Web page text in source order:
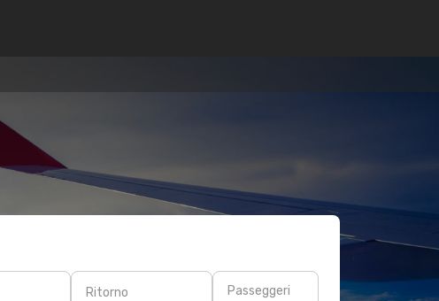
Ritorno Passeggeri